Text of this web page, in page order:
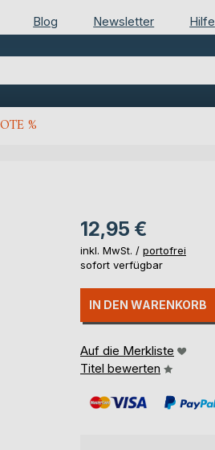
Blog Newsletter Hilfe
%
12,95 €
inkl. MwSt. / portofrei
sofort verfügbar
IN DEN WARENKORB
Auf die Merkliste
Titel bewerten